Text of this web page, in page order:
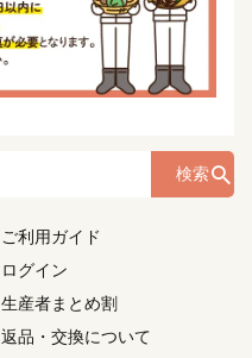
検索
ご利用ガイド
ログイン
生産者まとめ割
返品・交換について